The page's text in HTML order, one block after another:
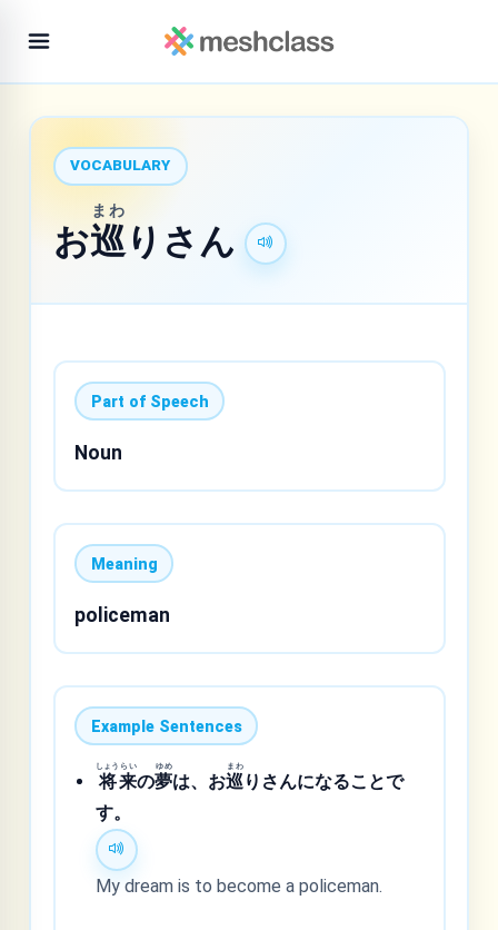
VOCABULARY
お巡
まわ
りさん
Part of Speech
Noun
Meaning
policeman
Example Sentences
将
しょう
来
らい
の夢
ゆめ
は、お巡
まわ
りさんになることで
す。
My dream is to become a policeman.